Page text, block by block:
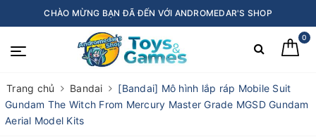
CHÀO MỪNG BẠN ĐÃ ĐẾN VỚI ANDROMEDAR'S SHOP
0
Trang chủ Bandai
[Bandai] Mô hình lắp ráp Mobile Suit
Gundam The Witch From Mercury Master Grade MGSD Gundam
Aerial Model Kits